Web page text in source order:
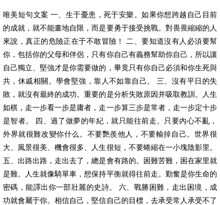
唯美短句文案 一、生于憂患，死于安樂。如果你想跨越自己目前
的成就，就不能畫地自限，而是要勇于接受挑戰。對畏畏縮縮的人
來說，真正的危險正在于不敢冒險！ 二、要知道沒有人必須要幫
你，包括你的父母和伴侶，只有你自己有義務幫助你自己，所以讓
自己獨立、堅強才是你需要做的，畢竟只有你自己必須和你生死與
共，休戚相關。學會堅強，靠人不如靠自己。 三、沒有平日的失
敗，就沒有最終的成功。重要的是分析失敗原因并吸取教訓。人生
如棋，走一步看一步是庸者，走一步算三步是常者，走一步定十步
是智者。 四、過了做夢的年紀，就只能往前走。只要內心不亂，
外界就很難改變你什么。不要艷羨他人，不要輸掉自己。世界很
大、風景很美、機會很多、人生很短，不要蜷縮在一小塊陰影里。
五、出路出路，走出去了，總是會有路的。困難苦難，困在家里就
是難。人生就像騎單車，想保持平衡就得往前走。勤奮是你生命的
密碼，能譯出你一部壯麗的史詩。 六、戰勝困難，走出困境，成
功就會屬于你。相信自己，堅信自己的目標，去承受常人承受不了